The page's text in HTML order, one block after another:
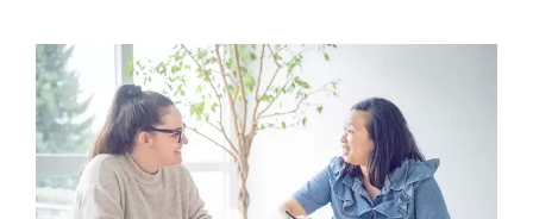
Image